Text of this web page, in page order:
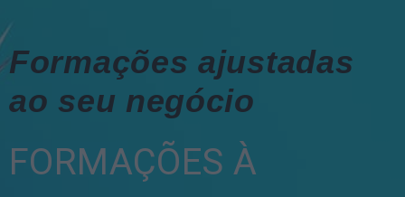
Formações ajustadas
ao seu negócio
FORMAÇÕES À